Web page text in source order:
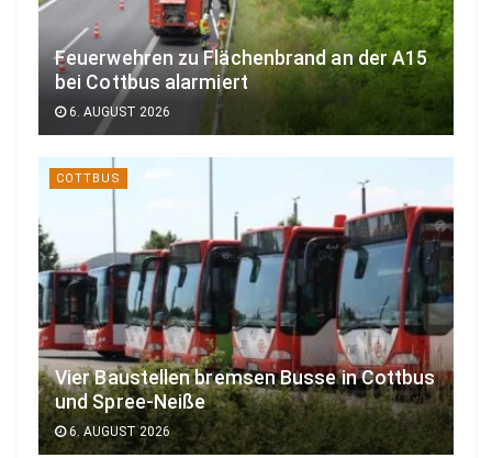
Feuerwehren zu Flächenbrand an der A15
bei Cottbus alarmiert
6. AUGUST 2026
COTTBUS
Vier Baustellen bremsen Busse in Cottbus
und Spree-Neiße
6. AUGUST 2026